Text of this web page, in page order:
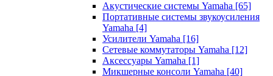
Акустические системы Yamaha [65]
Портативные системы звукоусиления
Yamaha [4]
Усилители Yamaha [16]
Сетевые коммутаторы Yamaha [12]
Аксессуары Yamaha [1]
Микшерные консоли Yamaha [40]